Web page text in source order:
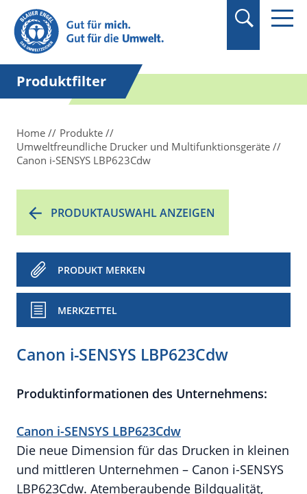
Suchbegriff in
Anführungszeichen
setzen.
Produktfilter
Home
Produkte
Umweltfreundliche Drucker und Multifunktionsgeräte
Canon i-SENSYS LBP623Cdw
PRODUKTAUSWAHL ANZEIGEN
PRODUKT MERKEN
MERKZETTEL
Canon i-SENSYS LBP623Cdw
Produktinformationen des Unternehmens:
Canon i-SENSYS LBP623Cdw
Die neue Dimension für das Drucken in kleinen
und mittleren Unternehmen – Canon i-SENSYS
LBP623Cdw. Atemberaubende Bildqualität,